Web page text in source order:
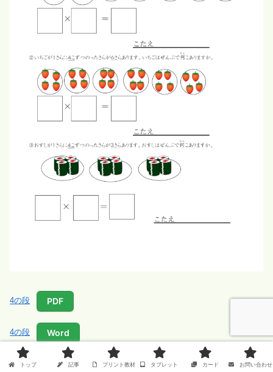
4の段 PDF
4の段 Word
トップ 記事 プリント教材 タブレット カード お問い合わせ